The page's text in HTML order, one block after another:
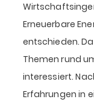
Erneuerbare
entschieden.
Themen rund
interessiert.
Erfahrungen in